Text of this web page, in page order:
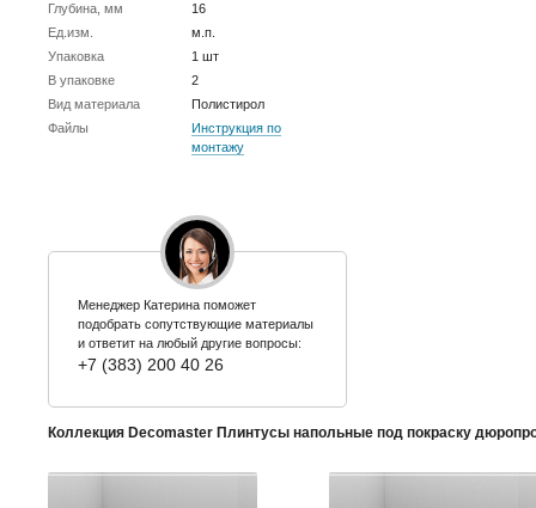
Глубина, мм
16
Ед.изм.
м.п.
Упаковка
1 шт
В упаковке
2
Вид материала
Полистирол
Файлы
Инструкция по
монтажу
Менеджер Катерина поможет
подобрать сопутствующие материалы
и ответит на любый другие вопросы:
+7 (383) 200 40 26
Коллекция Decomaster Плинтусы напольные под покраску